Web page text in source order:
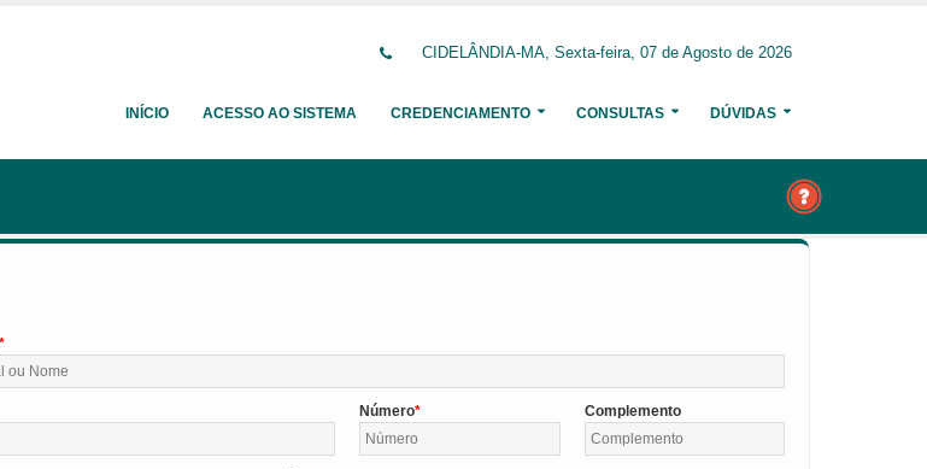
CIDELÂNDIA-MA, Sexta-feira, 07 de Agosto de 2026
INÍCIO ACESSO AO SISTEMA CREDENCIAMENTO CONSULTAS DÚVIDAS
Número Complemento